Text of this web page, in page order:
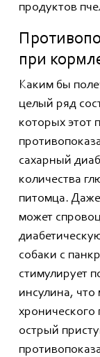
продуктов
при
Каким бы
целый ряд
которых этот
сахарный
количества
питомца.
может
собаки с
стимулирует
инсулина, что
хронического
острый